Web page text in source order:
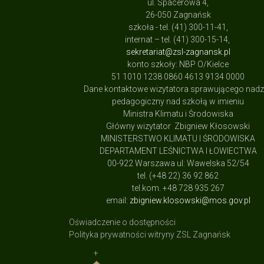
ul. Spacerowa 4,
26-050 Zagnańsk
szkoła - tel. (41) 300-11-41,
internat – tel. (41) 300-15-14,
sekretariat@zsl-zagnansk.pl
konto szkoły: NBP O/Kielce
51 1010 1238 0860 4613 9134 0000
Dane kontaktowe wizytatora sprawującego
pedagogiczny nad szkołą w imieniu
Ministra Klimatu i Środowiska
Główny wizytator Zbigniew Kłosowski
MINISTERSTWO KLIMATU I ŚRODOWISKA
DEPARTAMENT LEŚNICTWA I ŁOWIECTWA
00-922 Warszawa ul: Wawelska 52/54
tel. (+48 22) 36 92 862
tel.kom. +48 728 935 267
email: zbigniew.klosowski@mos.gov.pl
Oświadczenie o dostępności
Polityka prywatności witryny ZSL Zagnańsk
+